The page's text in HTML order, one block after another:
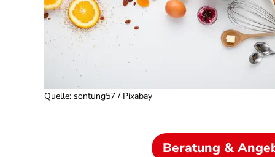
Quelle: sontung57 / Pixabay
Beratung &